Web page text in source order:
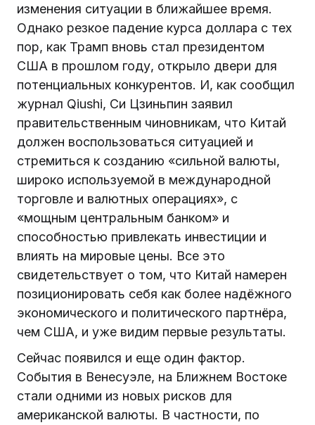
изменения ситуации в ближайшее время.
Однако резкое падение курса доллара с тех
пор, как Трамп вновь стал президентом
США в прошлом году, открыло двери для
потенциальных конкурентов. И, как сообщил
журнал Qiushi, Си Цзиньпин заявил
правительственным чиновникам, что Китай
должен воспользоваться ситуацией и
стремиться к созданию «сильной валюты,
широко используемой в международной
торговле и валютных операциях», с
«мощным центральным банком» и
способностью привлекать инвестиции и
влиять на мировые цены. Все это
свидетельствует о том, что Китай намерен
позиционировать себя как более надёжного
экономического и политического партнёра,
чем США, и уже видим первые результаты.
Сейчас появился и еще один фактор.
События в Венесуэле, на Ближнем Востоке
стали одними из новых рисков для
американской валюты. В частности, по